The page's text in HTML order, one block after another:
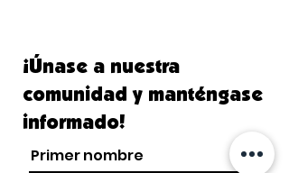
¡Únase a nuestra
comunidad y manténgase
informado!
Primer nombre